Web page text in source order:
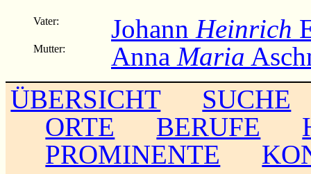
Vater: Johann Heinrich
Mutter: Anna Maria
ÜBERSICHT
SUCHE
ORTE
BERUFE
PROMINENTE